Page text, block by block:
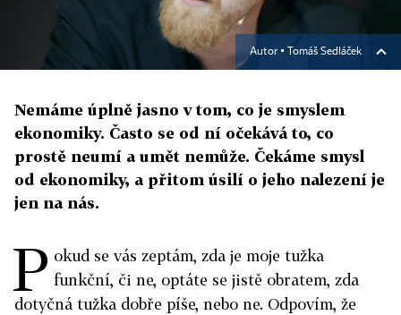
Autor ▪ Tomáš Sedláček
Nemáme úplně jasno v tom, co je smyslem
ekonomiky. Často se od ní očekává to, co
prostě neumí a umět nemůže. Čekáme smysl
od ekonomiky, a přitom úsilí o jeho nalezení je
jen na nás.
P okud se vás zeptám, zda je moje tužka
funkční, či ne, optáte se jistě obratem, zda
dotyčná tužka dobře píše, nebo ne. Odpovím, že